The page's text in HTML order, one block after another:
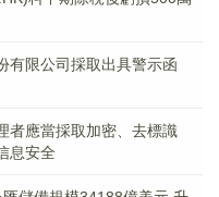
有限公司採取出具警示函
者應當採取加密、去標識
息安全